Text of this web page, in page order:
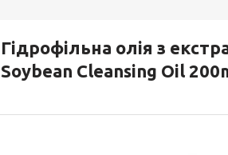
Гідрофільна олія з
Soybean Cleansing Oil